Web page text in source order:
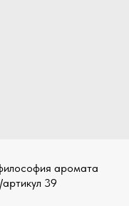
аромата
39